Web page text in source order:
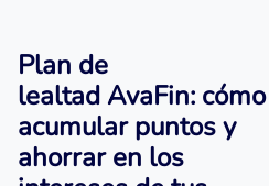
Plan de
lealtad AvaFin: cómo
acumular puntos y
ahorrar en los